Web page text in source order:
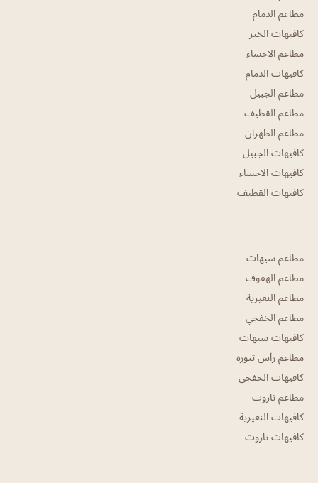
مطاعم الدمام
كافيهات الخبر
مطاعم الاحساء
كافيهات الدمام
مطاعم الجبيل
مطاعم القطيف
مطاعم الظهران
كافيهات الجبيل
كافيهات الاحساء
كافيهات القطيف
مطاعم سيهات
مطاعم الهفوف
مطاعم النعيرية
مطاعم الخفجي
كافيهات سيهات
مطاعم رأس تنوره
كافيهات الخفجي
مطاعم تاروت
كافيهات النعيرية
كافيهات تاروت